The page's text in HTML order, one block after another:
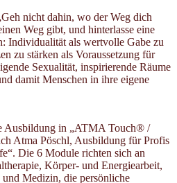
nicht dahin, wo der Weg dich
Weg gibt, und hinterlasse eine
Individualität als wertvolle Gabe zu
zu stärken als Voraussetzung für
Sexualität, inspirierende Räume
damit Menschen in ihre eigene
Ausbildung in „ATMA Touch® /
Atma Pöschl, Ausbildung für Profis
Die 6 Module richten sich an
Körper- und Energiearbeit,
und Medizin, die persönliche